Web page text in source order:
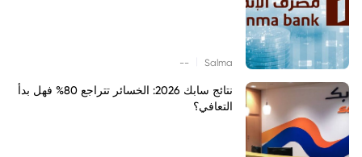
Salma
--
نتائج سابك 2026: الخسائر تتراجع 80% فهل بدأ
التعافي؟